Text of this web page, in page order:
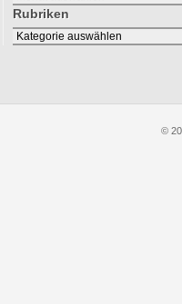
Rubriken
Rubriken
©